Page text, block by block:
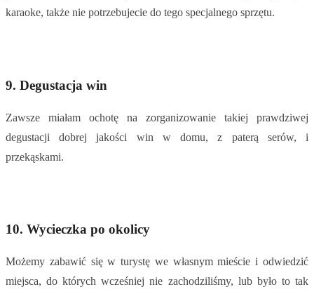
karaoke, także nie potrzebujecie do tego specjalnego sprzętu.
9. Degustacja win
Zawsze miałam ochotę na zorganizowanie takiej prawdziwej
degustacji dobrej jakości win w domu, z paterą serów, i
przekąskami.
10. Wycieczka po okolicy
Możemy zabawić się w turystę we własnym mieście i odwiedzić
miejsca, do których wcześniej nie zachodziliśmy, lub było to tak